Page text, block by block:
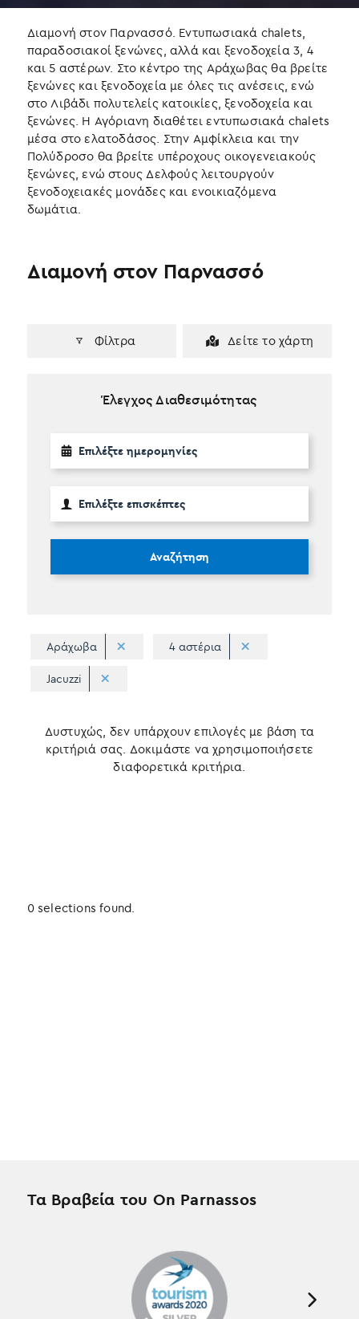
b
o
o
k
t
e
r
e
d
n
Διαμονή στον Παρνασσό. Εντυπωσιακά chalets,
παραδοσιακοί ξενώνες, αλλά και ξενοδοχεία 3, 4
και 5 αστέρων. Στο κέντρο της Αράχωβας θα βρείτε
ξενώνες και ξενοδοχεία με όλες τις ανέσεις, ενώ
στο Λιβάδι πολυτελείς κατοικίες, ξενοδοχεία και
ξενώνες. Η Αγόριανη διαθέτει εντυπωσιακά chalets
μέσα στο ελατοδάσος. Στην Αμφίκλεια και την
Πολύδροσο θα βρείτε υπέροχους οικογενειακούς
ξενώνες, ενώ στους Δελφούς λειτουργούν
ξενοδοχειακές μονάδες και ενοικιαζόμενα
δωμάτια.
Φίλτρα Δείτε το χάρτη
Διαμονή στον Παρνασσό
Έλεγχος Διαθεσιμότητας
Αναζήτηση
Αράχωβα 4 αστέρια
Jacuzzi
Δυστυχώς, δεν υπάρχουν επιλογές με βάση τα
κριτήριά σας. Δοκιμάστε να χρησιμοποιήσετε
διαφορετικά κριτήρια.
0 selections found.
Τα Βραβεία του On Parnassos